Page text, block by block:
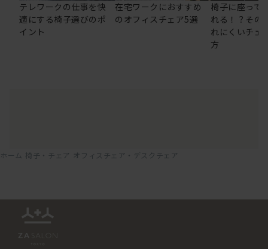
テレワークの仕事を快
適にする椅子選びのポ
イント
在宅ワークにおすすめ
のオフィスチェア5選
椅子に座って
れる！？その
れにくいチェ
方
ホーム 椅子・チェア オフィスチェア・デスクチェア